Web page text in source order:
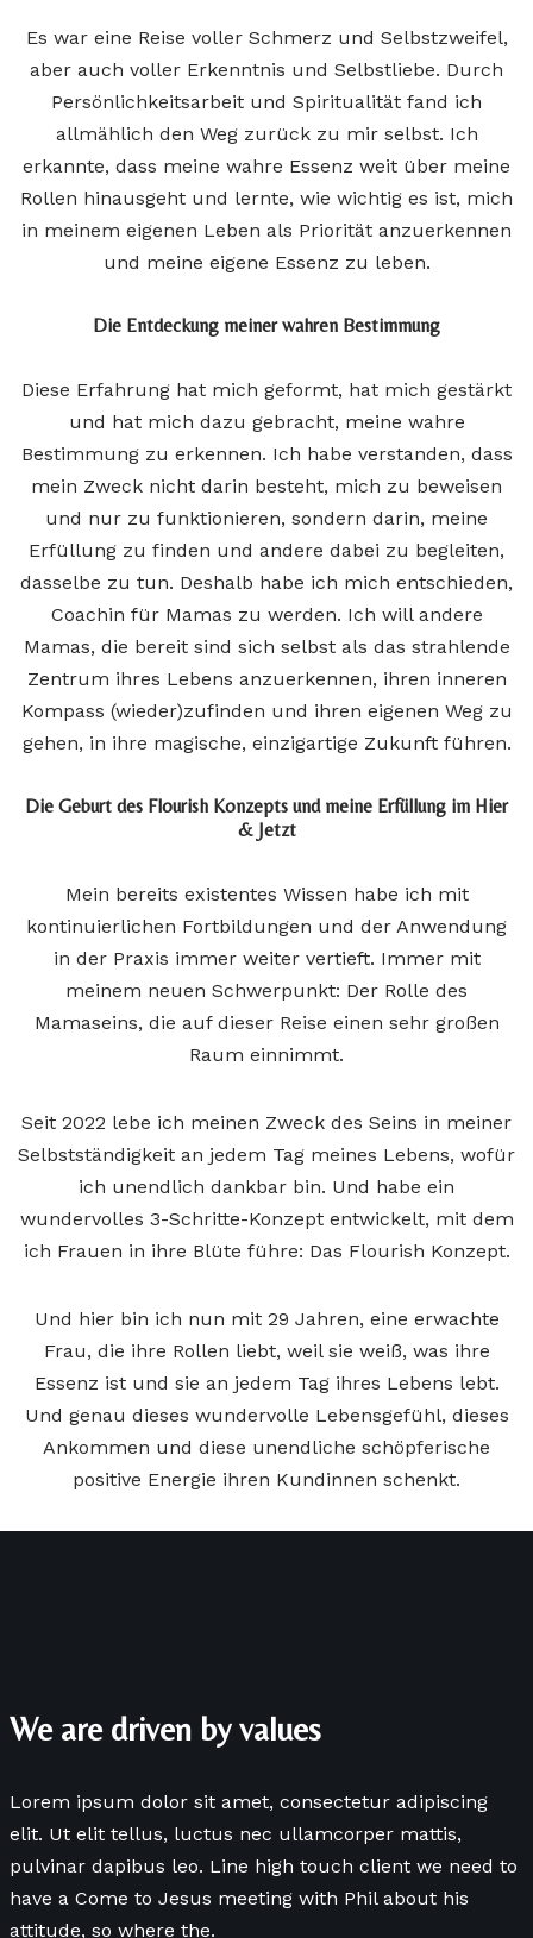
Es war eine Reise voller Schmerz und Selbstzweifel,
aber auch voller Erkenntnis und Selbstliebe. Durch
Persönlichkeitsarbeit und Spiritualität fand ich
allmählich den Weg zurück zu mir selbst. Ich
erkannte, dass meine wahre Essenz weit über meine
Rollen hinausgeht und lernte, wie wichtig es ist, mich
in meinem eigenen Leben als Priorität anzuerkennen
und meine eigene Essenz zu leben.
Die Entdeckung meiner wahren Bestimmung
Diese Erfahrung hat mich geformt, hat mich gestärkt
und hat mich dazu gebracht, meine wahre
Bestimmung zu erkennen. Ich habe verstanden, dass
mein Zweck nicht darin besteht, mich zu beweisen
und nur zu funktionieren, sondern darin, meine
Erfüllung zu finden und andere dabei zu begleiten,
dasselbe zu tun. Deshalb habe ich mich entschieden,
Coachin für Mamas zu werden. Ich will andere
Mamas, die bereit sind sich selbst als das strahlende
Zentrum ihres Lebens anzuerkennen, ihren inneren
Kompass (wieder)zufinden und ihren eigenen Weg zu
gehen, in ihre magische, einzigartige Zukunft führen.
Die Geburt des Flourish Konzepts und meine Erfüllung im Hier
& Jetzt
Mein bereits existentes Wissen habe ich mit
kontinuierlichen Fortbildungen und der Anwendung
in der Praxis immer weiter vertieft. Immer mit
meinem neuen Schwerpunkt: Der Rolle des
Mamaseins, die auf dieser Reise einen sehr großen
Raum einnimmt.
Seit 2022 lebe ich meinen Zweck des Seins in meiner
Selbstständigkeit an jedem Tag meines Lebens, wofür
ich unendlich dankbar bin. Und habe ein
wundervolles 3-Schritte-Konzept entwickelt, mit dem
ich Frauen in ihre Blüte führe: Das Flourish Konzept.
Und hier bin ich nun mit 29 Jahren, eine erwachte
Frau, die ihre Rollen liebt, weil sie weiß, was ihre
Essenz ist und sie an jedem Tag ihres Lebens lebt.
Und genau dieses wundervolle Lebensgefühl, dieses
Ankommen und diese unendliche schöpferische
positive Energie ihren Kundinnen schenkt.
We are driven by values
Lorem ipsum dolor sit amet, consectetur adipiscing
elit. Ut elit tellus, luctus nec ullamcorper mattis,
pulvinar dapibus leo. Line high touch client we need to
have a Come to Jesus meeting with Phil about his
attitude, so where the.